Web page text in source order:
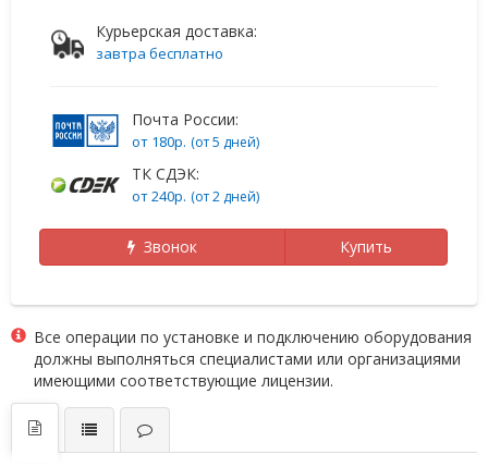
Курьерская доставка:
завтра бесплатно
Почта России:
от 180р. (от 5 дней)
ТК СДЭК:
от 240р. (от 2 дней)
Звонок Купить
Все операции по установке и подключению оборудования
должны выполняться специалистами или организациями
имеющими соответствующие лицензии.